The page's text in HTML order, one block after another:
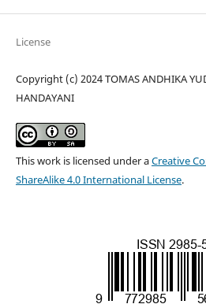
License
Copyright (c) 2024 TOMAS ANDHIKA
HANDAYANI
This work is licensed under aCreative
ShareAlike 4.0 International License.